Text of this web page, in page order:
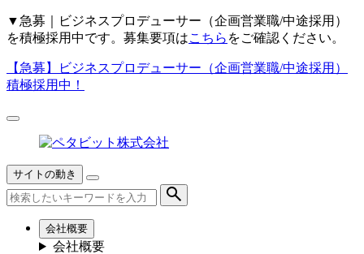
▼ 急募｜ビジネスプロデューサー（企画営業職/中途採用）
を積極採用中です。募集要項はこちら をご確認ください。
【急募】
ビジネスプロデューサー（企画営業職/中途採用）
積極採用中！
サイトの動き
会社概要
会社概要